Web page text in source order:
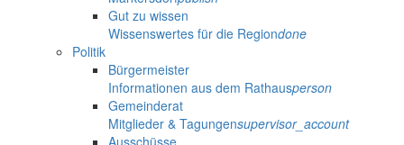
Gut zu wissen
Wissenswertes für die Regiondone
Politik
Bürgermeister
Informationen aus dem Rathausperson
Gemeinderat
Mitglieder & Tagungensupervisor_account